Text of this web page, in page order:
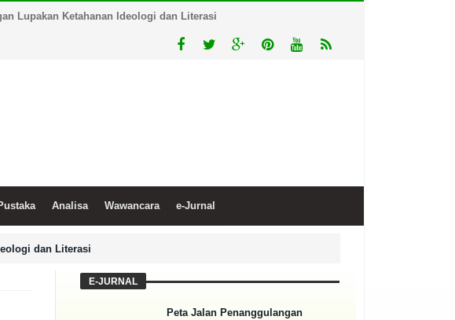
Lupakan Ketahanan Ideologi dan Literasi
Analisa Wawancara e-Jurnal
dan Literasi
E-JURNAL
Peta Jalan Penanggulangan